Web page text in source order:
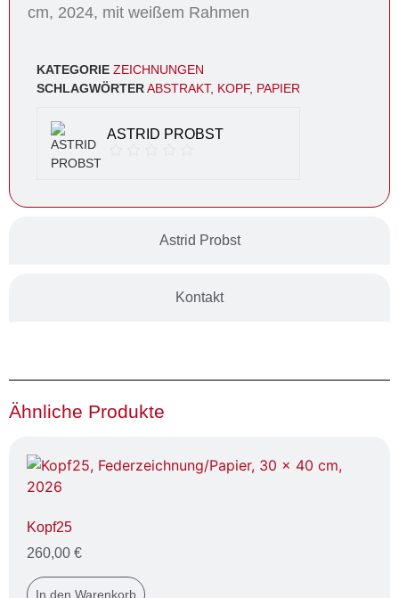
Astrid Probst
Kontakt
cm, 2024, mit weißem Rahmen
KATEGORIE ZEICHNUNGEN
SCHLAGWÖRTERABSTRAKT, KOPF, PAPIER
ASTRID PROBST
Ähnliche Produkte
Kopf25
260,00 €
In den Warenkorb